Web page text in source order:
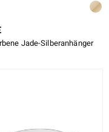
Jade-Silberanhänger